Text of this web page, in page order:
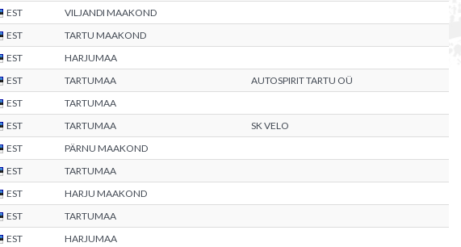
EST
VILJANDI MAAKOND
EST
TARTU MAAKOND
EST
HARJUMAA
EST TARTUMAA
AUTOSPIRIT TARTU OÜ
EST
TARTUMAA
EST TARTUMAA
SK VELO
EST
PÄRNU MAAKOND
EST
TARTUMAA
EST
HARJU MAAKOND
EST
TARTUMAA
EST
HARJUMAA